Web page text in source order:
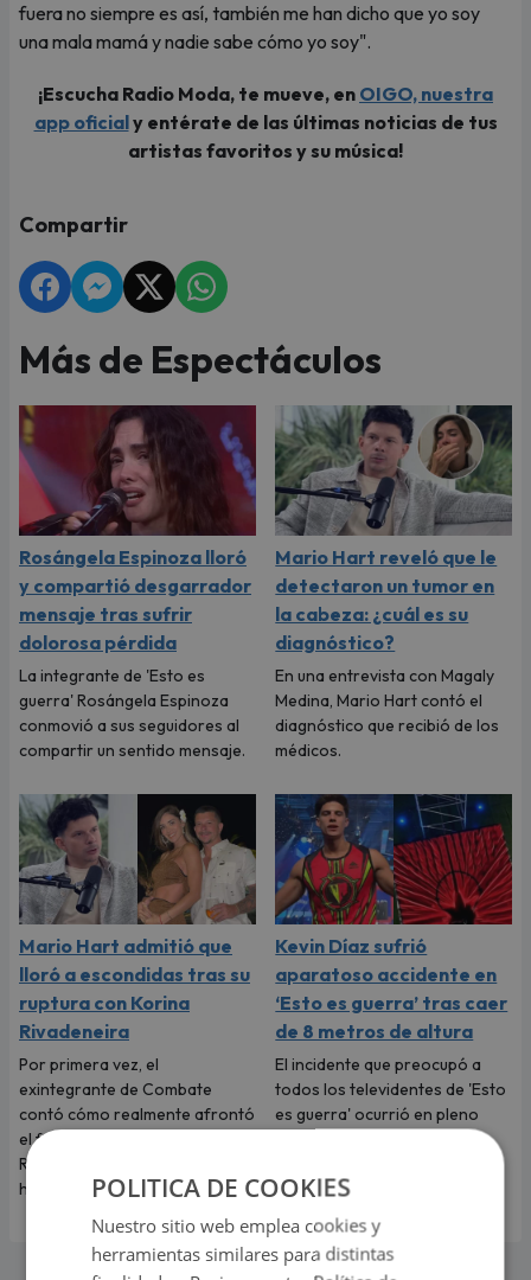
fuera no siempre es así, también me han dicho que yo soy
una mala mamá y nadie sabe cómo yo soy".
¡Escucha Radio Moda, te mueve, en OIGO, nuestra
app oficialy entérate de las últimas noticias de tus
artistas favoritos y su música!
Compartir
Más de Espectáculos
Rosángela Espinoza lloró
y compartió desgarrador
mensaje tras sufrir
dolorosa pérdida
La integrante de 'Esto es
guerra' Rosángela Espinoza
conmovió a sus seguidores al
compartir un sentido mensaje.
Mario Hart reveló que le
detectaron un tumor en
la cabeza: ¿cuál es su
diagnóstico?
En una entrevista con Magaly
Medina, Mario Hart contó el
diagnóstico que recibió de los
médicos.
Mario Hart admitió que
lloró a escondidas tras su
ruptura con Korina
Rivadeneira
Por primera vez, el
exintegrante de Combate
contó cómo realmente afrontó
el fin de su relación con Korina
Rivadeneira, madre de sus dos
hijos.
Kevin Díaz sufrió
aparatoso accidente en
‘Esto es guerra’ tras caer
de 8 metros de altura
El incidente que preocupó a
todos los televidentes de 'Esto
es guerra' ocurrió en pleno
POLITICA DE COOKIES
Nuestro sitio web emplea cookies y
herramientas similares para distintas